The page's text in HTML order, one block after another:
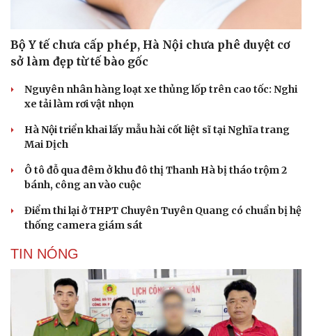
Bộ Y tế chưa cấp phép, Hà Nội chưa phê duyệt cơ
sở làm đẹp từ tế bào gốc
Nguyên nhân hàng loạt xe thủng lốp trên cao tốc: Nghi
xe tải làm rơi vật nhọn
Hà Nội triển khai lấy mẫu hài cốt liệt sĩ tại Nghĩa trang
Mai Dịch
Ô tô đỗ qua đêm ở khu đô thị Thanh Hà bị tháo trộm 2
bánh, công an vào cuộc
Điểm thi lại ở THPT Chuyên Tuyên Quang có chuẩn bị hệ
thống camera giám sát
TIN NÓNG